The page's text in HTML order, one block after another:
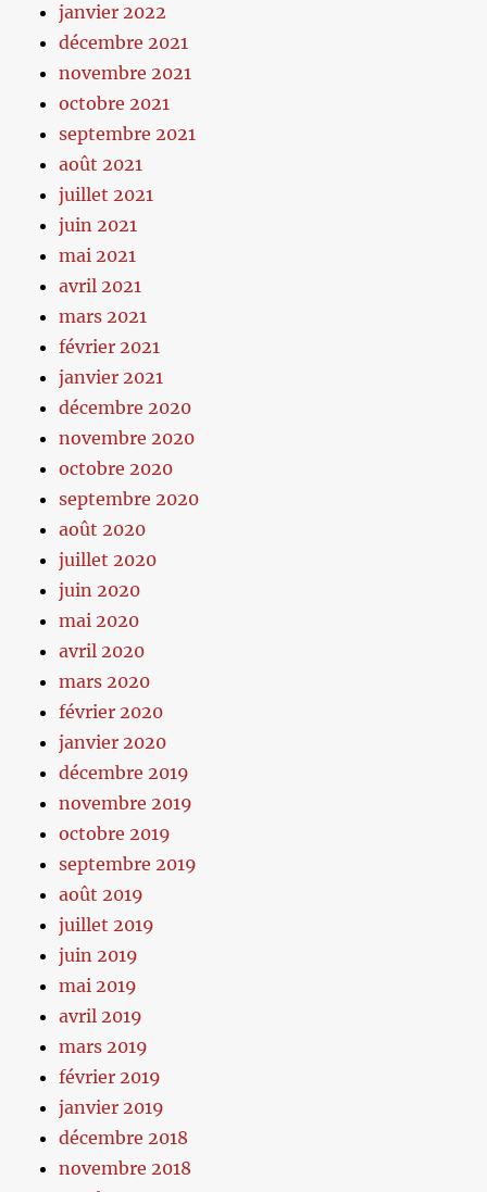
janvier 2022
décembre 2021
novembre 2021
octobre 2021
septembre 2021
août 2021
juillet 2021
juin 2021
mai 2021
avril 2021
mars 2021
février 2021
janvier 2021
décembre 2020
novembre 2020
octobre 2020
septembre 2020
août 2020
juillet 2020
juin 2020
mai 2020
avril 2020
mars 2020
février 2020
janvier 2020
décembre 2019
novembre 2019
octobre 2019
septembre 2019
août 2019
juillet 2019
juin 2019
mai 2019
avril 2019
mars 2019
février 2019
janvier 2019
décembre 2018
novembre 2018